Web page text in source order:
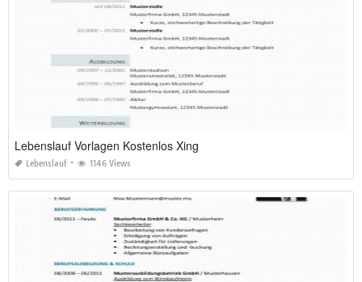
Lebenslauf Vorlagen Kostenlos Xing
Lebenslauf 1146 Views